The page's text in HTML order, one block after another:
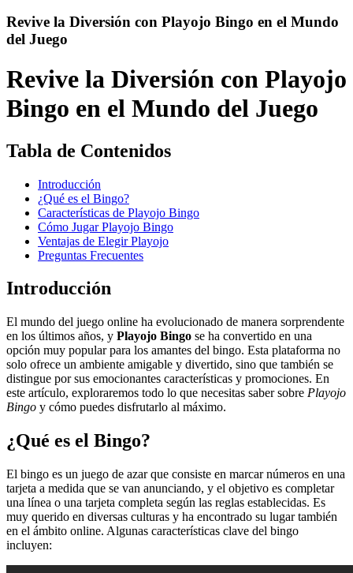
Revive la Diversión con Playojo Bingo en el Mundo
del Juego
Revive la Diversión con Playojo
Bingo en el Mundo del Juego
Tabla de Contenidos
Introducción
¿Qué es el Bingo?
Características de Playojo Bingo
Cómo Jugar Playojo Bingo
Ventajas de Elegir Playojo
Preguntas Frecuentes
Introducción
El mundo del juego online ha evolucionado de manera sorprendente
en los últimos años, y Playojo Bingo se ha convertido en una
opción muy popular para los amantes del bingo. Esta plataforma no
solo ofrece un ambiente amigable y divertido, sino que también se
distingue por sus emocionantes características y promociones. En
este artículo, exploraremos todo lo que necesitas saber sobre Playojo
Bingo y cómo puedes disfrutarlo al máximo.
¿Qué es el Bingo?
El bingo es un juego de azar que consiste en marcar números en una
tarjeta a medida que se van anunciando, y el objetivo es completar
una línea o una tarjeta completa según las reglas establecidas. Es
muy querido en diversas culturas y ha encontrado su lugar también
en el ámbito online. Algunas características clave del bingo
incluyen: